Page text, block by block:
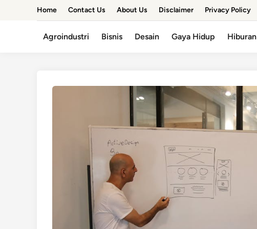
Home Contact Us About Us Disclaimer Privacy Policy
Agroindustri Bisnis Desain Gaya Hidup Hiburan